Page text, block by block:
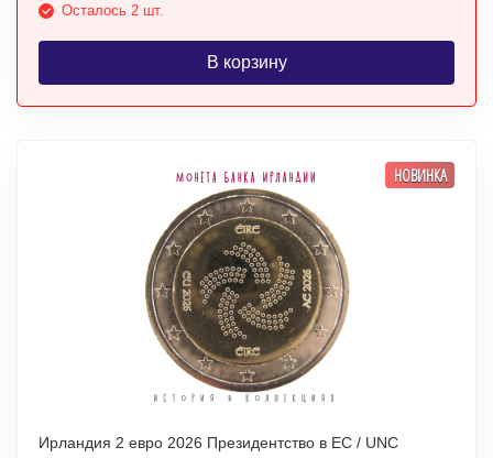
Осталось 2 шт.
В корзину
НОВИНКА
Ирландия 2 евро 2026 Президентство в ЕС / UNC